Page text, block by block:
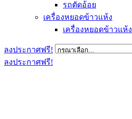
รถตัดอ้อย
เครื่องหยอดข้าวแห้ง
เครื่องหยอดข้าวแห้ง
ลงประกาศฟรี!
ลงประกาศฟรี!